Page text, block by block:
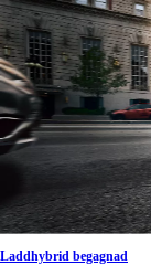
Laddhybrid begagnad